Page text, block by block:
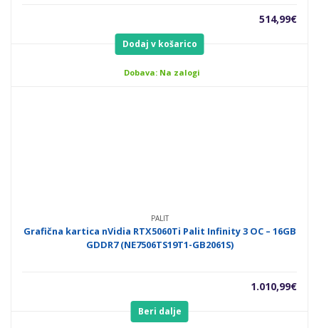
514,99€
Dodaj v košarico
Dobava: Na zalogi
PALIT
Grafična kartica nVidia RTX5060Ti Palit Infinity 3 OC – 16GB
GDDR7 (NE7506TS19T1-GB2061S)
1.010,99€
Beri dalje